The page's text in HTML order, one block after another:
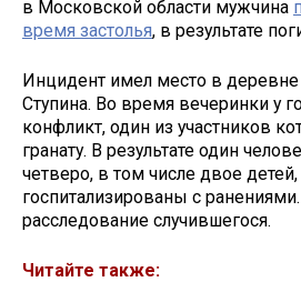
в Московской области мужчина
время застолья, в результате
Инцидент имел место в
Ступина. Во время вечеринки у
конфликт, один из участников
гранату. В результате один
четверо, в том числе двое
госпитализированы с
расследование случившегося.
Читайте также: